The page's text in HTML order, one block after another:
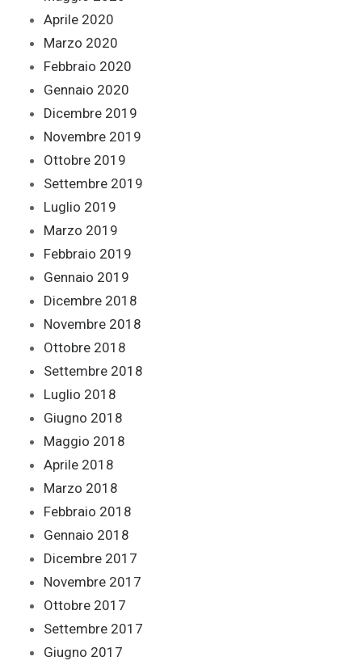
Aprile 2020
Marzo 2020
Febbraio 2020
Gennaio 2020
Dicembre 2019
Novembre 2019
Ottobre 2019
Settembre 2019
Luglio 2019
Marzo 2019
Febbraio 2019
Gennaio 2019
Dicembre 2018
Novembre 2018
Ottobre 2018
Settembre 2018
Luglio 2018
Giugno 2018
Maggio 2018
Aprile 2018
Marzo 2018
Febbraio 2018
Gennaio 2018
Dicembre 2017
Novembre 2017
Ottobre 2017
Settembre 2017
Giugno 2017